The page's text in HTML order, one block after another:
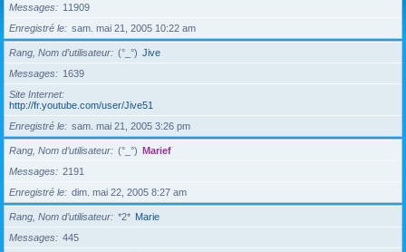
Messages
11909
Enregistré le
sam. mai 21, 2005 10:22 am
Rang, Nom d’utilisateur (°_°) Jive
Messages
1639
Site Internet
http://fr.youtube.com/user/Jive51
Enregistré le
sam. mai 21, 2005 3:26 pm
Rang, Nom d’utilisateur (°_°) Marief
Messages
2191
Enregistré le
dim. mai 22, 2005 8:27 am
Rang, Nom d’utilisateur *2* Marie
Messages
445